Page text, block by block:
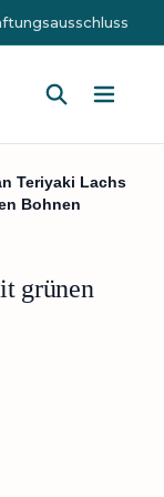
Teriyaki Lachs
Bohnen
grünen